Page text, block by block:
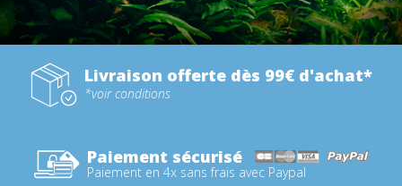
Livraison offerte dès 99€ d'achat*
*voir conditions
Paiement sécurisé
Paiement en 4x sans frais avec Paypal